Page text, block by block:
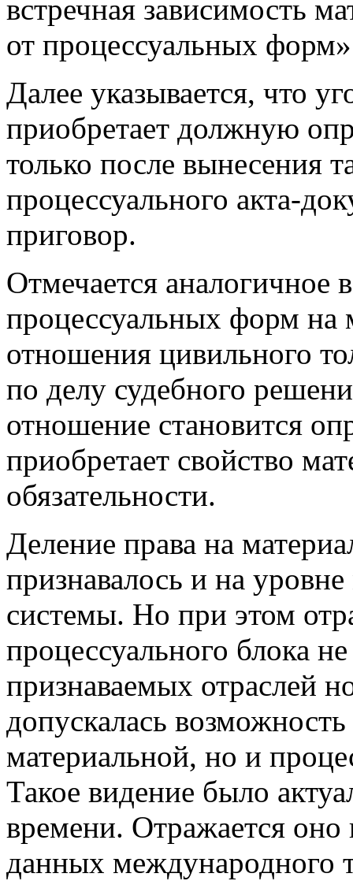
встречная зависимость
от процессуальных
Далее указывается, что
приобретает должную
только после вынесения
процессуального акта-
приговор.
Отмечается аналогичное
процессуальных форм на
отношения цивильного
по делу судебного
отношение становится
приобретает свойство
обязательности.
Деление права на
признавалось и на
системы. Но при этом
процессуального блока
признаваемых отраслей
допускалась
материальной, но и
Такое видение было
времени. Отражается
данных международного